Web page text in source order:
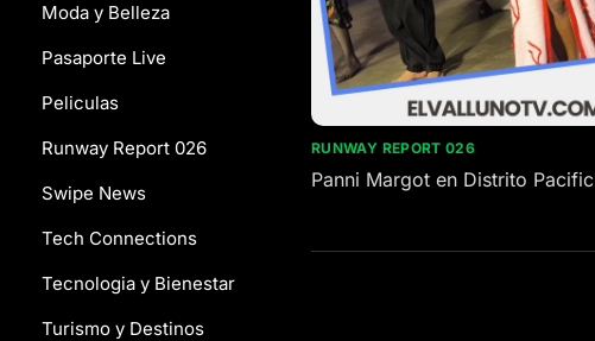
Moda y Belleza
Pasaporte Live
Peliculas
Runway Report 026
Swipe News
Tech Connections
Tecnologia y Bienestar
Turismo y Destinos
RUNWAY REPORT 026
Panni Margot en Distrito Pacific